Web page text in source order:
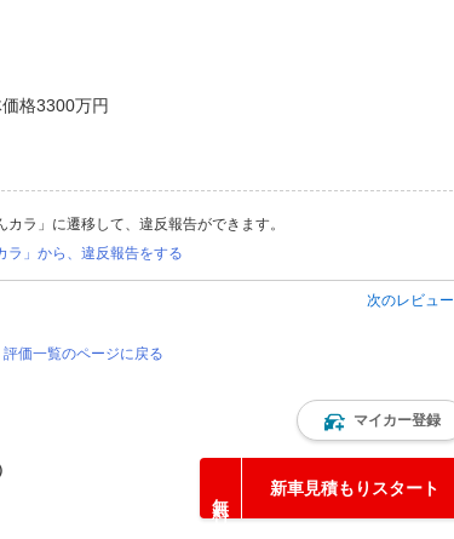
格3300万円
ラ」に遷移して、違反報告ができます。
ラ」から、違反報告をする
次のレビュー
価一覧のページに戻る
マイカー登録
新車見積もりスタート